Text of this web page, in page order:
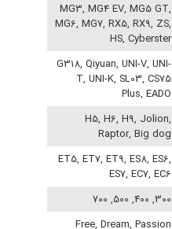
MG3, MG4 EV, MG5 GT,
MG6, MG7, RX5, RX9, ZS,
HS, Cyberster
G318, Qiyuan, UNI-V, UNI-
T, UNI-K, SL03, CS75
Plus, EADO
H5, H6, H9, Jolion,
Raptor, Big dog
ET5, ET7, ET9, ES8, ES6,
ES7, EC7, EC6
300, 400, 500, 700
Free, Dream, Passion